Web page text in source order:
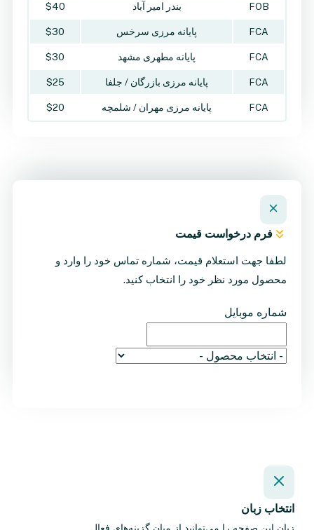
FOB بندر امیر آباد $40
FCA پایانه مرزی سرخس $30
FCA پایانه مطهری مشهد $30
FCA پایانه مرزی بازرگان / جلفا $25
FCA پایانه مرزی مهران / شلمچه $20
فرم درخواست قیمت
لطفا جهت استعلام قیمت، شماره تماس خود را وارد و
محصول مورد نظر خود را انتخاب کنید.
شماره موبایل
انتخاب زبان
زبان این صفحه را می‌توانید از میان گزینه‌های فعال